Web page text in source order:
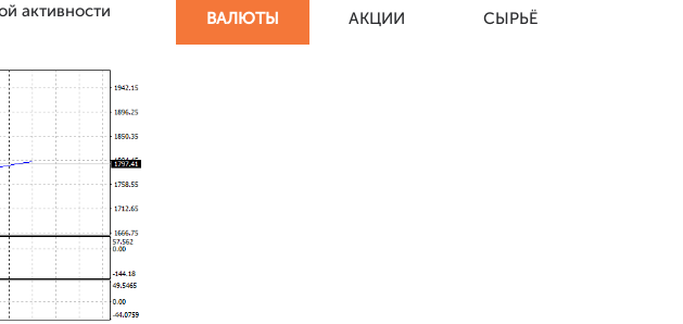
активности
ВАЛЮТЫ АКЦИИ СЫРЬЁ